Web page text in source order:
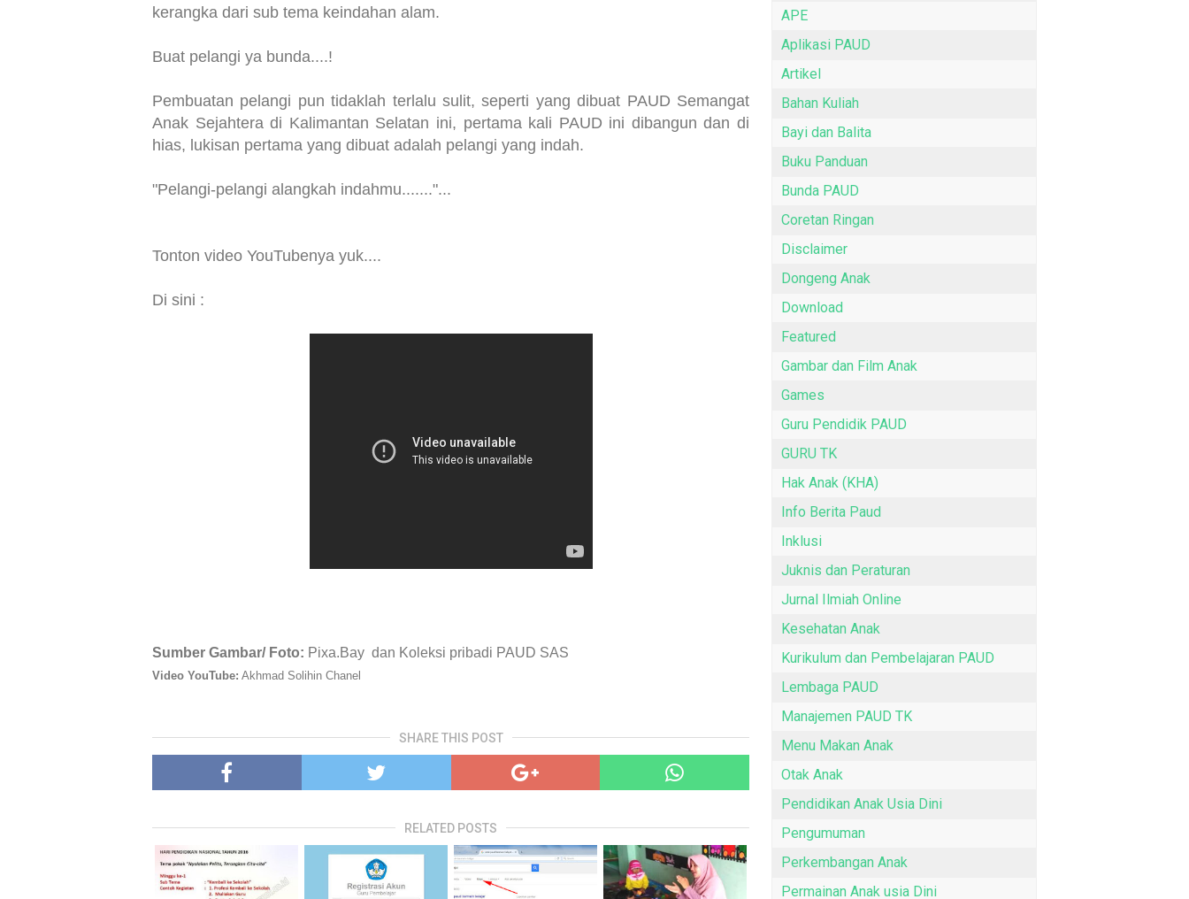
kerangka dari sub tema keindahan alam.
Buat pelangi ya bunda....!
Pembuatan pelangi pun tidaklah terlalu sulit, seperti yang dibuat PAUD Semangat
Anak Sejahtera di Kalimantan Selatan ini, pertama kali PAUD ini dibangun dan di
hias, lukisan pertama yang dibuat adalah pelangi yang indah.
"Pelangi-pelangi alangkah indahmu......."...
Tonton video YouTubenya yuk....
Di sini :
Sumber Gambar/ Foto: Pixa.Bay dan Koleksi pribadi PAUD SAS
Video YouTube: Akhmad Solihin Chanel
SHARE THIS POST
RELATED POSTS
APE
Aplikasi PAUD
Artikel
Bahan Kuliah
Bayi dan Balita
Buku Panduan
Bunda PAUD
Coretan Ringan
Disclaimer
Dongeng Anak
Download
Featured
Gambar dan Film Anak
Games
Guru Pendidik PAUD
GURU TK
Hak Anak (KHA)
Info Berita Paud
Inklusi
Juknis dan Peraturan
Jurnal Ilmiah Online
Kesehatan Anak
Kurikulum dan Pembelajaran PAUD
Lembaga PAUD
Manajemen PAUD TK
Menu Makan Anak
Otak Anak
Pendidikan Anak Usia Dini
Pengumuman
Perkembangan Anak
Permainan Anak usia Dini